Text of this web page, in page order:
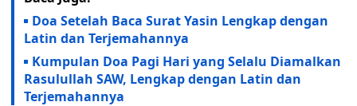
Doa Setelah Baca Surat Yasin Lengkap dengan
Latin dan Terjemahannya
Kumpulan Doa Pagi Hari yang Selalu Diamalkan
Rasulullah SAW, Lengkap dengan Latin dan
Terjemahannya